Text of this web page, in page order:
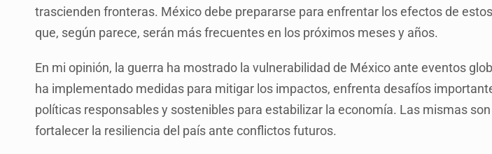
trascienden fronteras. México debe prepararse para enfrentar los efectos de
que, según parece, serán más frecuentes en los próximos meses y años.
En mi opinión, la guerra ha mostrado la vulnerabilidad de México ante eventos
ha implementado medidas para mitigar los impactos, enfrenta desafíos
políticas responsables y sostenibles para estabilizar la economía. Las mismas
fortalecer la resiliencia del país ante conflictos futuros.